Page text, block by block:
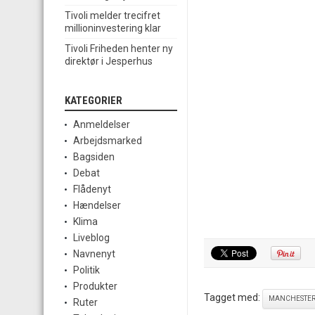
Tagget med: MANCHESTER
Tivoli melder trecifret
millioninvestering klar
Tivoli Friheden henter ny
direktør i Jesperhus
KATEGORIER
Anmeldelser
Arbejdsmarked
Bagsiden
Debat
Flådenyt
Hændelser
Klima
Liveblog
Navnenyt
Politik
Produkter
Ruter